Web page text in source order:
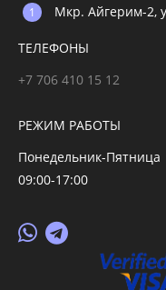
Мкр. Айгерим-2,
ТЕЛЕФОНЫ
+7 706 410 15 12
РЕЖИМ РАБОТЫ
Понедельник-Пятница
09:00-17:00